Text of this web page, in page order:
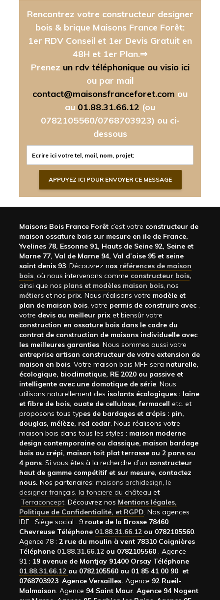
Rencontrez votre constructeur designer
bois & brique Maisons France Forêt:
1er RDV Conseil et 1er Devis Gratuit en
48H et 1er Plan.⇒
Prenez un rdv téléphonique ou visio ici
ou par mail
contact@maisonsfranceforet.com ou
au 01.88.31.66.12 (ou
0782105560/0768703923) ou ci-
dessous
Maisons Bois France Forêt c’est votre constructeur de
maison ossature bois sur mesure en ile de France,
Yvelines 78, Essonne 91, Hauts de Seine 92, Seine et
Marne 77, Val de Marne 94, Val d’oise 95 et seine
saint denis 93. Découvrez nos références de maison
bois, où nous intervenons comme constructeur bois,
ainsi que nos plans et modèles maison bois, nos
métiers et nos prix. Nous réalisons votre modèle et
plan de maison bois, votre permis de construire avec ,
votre devis au meilleur prix et biensûr votre
construction en ossature bois dans le cadre du
contrat de construction de maisons individuelle avec
les meilleures garanties. Nous sommes aussi votre
entreprise artisan constructeur de votre extension de
maison en bois. Votre maison bois MFF sera naturelle,
écologique, bioclimatique, RE 2020 ou passive et
intelligente avec une domotique de série. Nous
utilisons naturellement des isolants écologiques : laine
et fibre de bois, ouate de cellulose, fermacell etc. et
proposons tous types de bardages et crépis : pin,
douglas, mélèze, red cedar. Nous réalisons votre
maison bois dans tous les styles : maison moderne
design contemporaine ou classique, maison bardage
bois ou crépi, maison toit plat terrasse ou 2 pans ou
4 pans. Si vous êtes à la recherche d’un constructeur
haut de gamme compétitif et sur mesure, contactez
nous. Nos partenaires: maisons archidesign, le
designer français, la fonciere du château et
Terraconcept. Découvrez nos Mentions légales,
Politique de Confidentialité, et RGPD. Nos agences
IDF : Siège social : 9 route de la Brosse 78460
Chevreuse Téléphone 01.88.31.66.12 ou 0782105560.
Agence 78 : 2 rue du moulin à vent 78310 Coignières
Téléphone 01.88.31.66.12 ou 0782105560 . Agence
91 : 19 avenue de Montjay 91400 Orsay Téléphone
01.88.31.66.12 ou 0782105560 ou 01 85 41 00 90 et
0768703923. Agence Versailles. Agence 92 Rueil-
Malmaison. Agence 94 Saint Maur. Agence 94 Nogent